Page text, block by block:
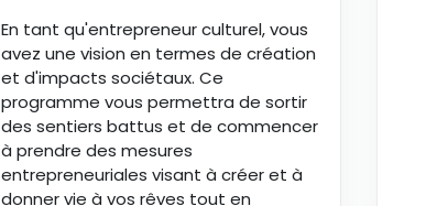
En tant qu'entrepreneur culturel, vous
avez une vision en termes de création
et d'impacts sociétaux. Ce
programme vous permettra de sortir
des sentiers battus et de commencer
à prendre des mesures
entrepreneuriales visant à créer et à
donner vie à vos rêves tout en